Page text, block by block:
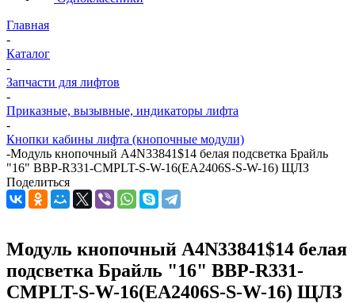
Главная
-
Каталог
-
Запчасти для лифтов
-
Приказные, вызывные, индикаторы лифта
-
Кнопки кабины лифта (кнопочные модули)
-Модуль кнопочный A4N33841$14 белая подсветка Брайль
"16" BBP-R331-CMPLT-S-W-16(EA2406S-S-W-16) ЩЛЗ
Поделиться
Модуль кнопочный A4N33841$14 белая
подсветка Брайль "16" BBP-R331-
CMPLT-S-W-16(EA2406S-S-W-16) ЩЛЗ